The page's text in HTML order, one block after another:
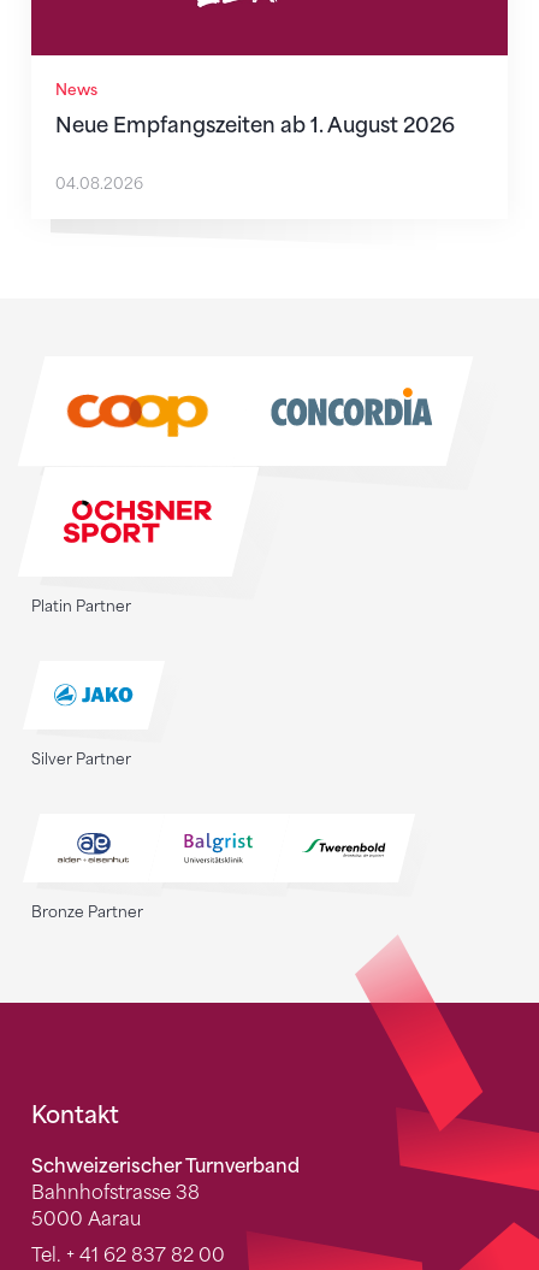
News
Neue Empfangszeiten ab 1. August 2026
04.08.2026
Platin Partner
Silver Partner
Bronze Partner
Fusszeile
Kontakt
Schweizerischer Turnverband
Bahnhofstrasse 38
5000 Aarau
Tel. + 41 62 837 82 00